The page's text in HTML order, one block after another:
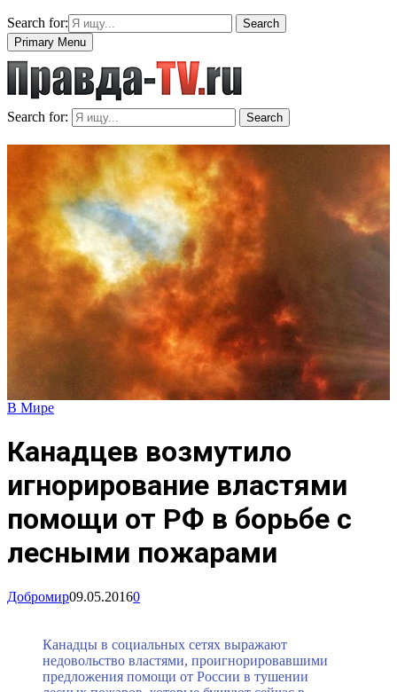
Search for:
Search
Primary Menu
Search for: Search
В Мире
Канадцев возмутило
игнорирование властями
помощи от РФ в борьбе с
лесными пожарами
Добромир09.05.20160
Канадцы в социальных сетях выражают
недовольство властями, проигнорировавшими
предложения помощи от России в тушении